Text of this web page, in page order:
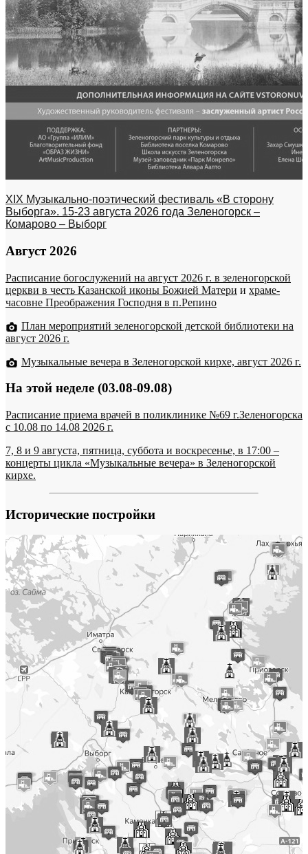
XIX Музыкально-поэтический фестиваль «В сторону
Выборга». 15-23 августа 2026 года Зеленогорск –
Комарово – Выборг
Август 2026
Расписание богослужений на август 2026 г. в зеленогорской
церкви в честь Казанской иконы Божией Матери и храме-
часовне Преображения Господня в п.Репино
План мероприятий зеленогорской детской библиотеки на
август 2026 г.
Музыкальные вечера в Зеленогорской кирхе, август 2026 г.
На этой неделе (03.08-09.08)
Расписание приема врачей в поликлинике №69 г.Зеленогорска
c 10.08 по 14.08 2026 г.
7, 8 и 9 августа, пятница, суббота и воскресенье, в 17:00 –
концерты цикла «Музыкальные вечера» в Зеленогорской
кирхе.
Исторические постройки